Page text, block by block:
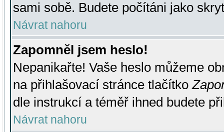
sami sobě. Budete počítáni jako
Návrat nahoru
Zapomněl jsem heslo!
Nepanikařte! Vaše heslo můžeme
na přihlašovací stránce tlačítko
dle instrukcí a téměř ihned budete
Návrat nahoru